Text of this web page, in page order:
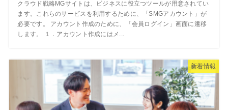
クラウド戦略MGサイトは、ビジネスに役立つツールが用意されてい
ます。これらのサービスを利用するために、「SMGアカウント」が
必要です。 アカウント作成のために、「会員ログイン」画面に遷移
します。 １．アカウント作成にはメ...
新着情報